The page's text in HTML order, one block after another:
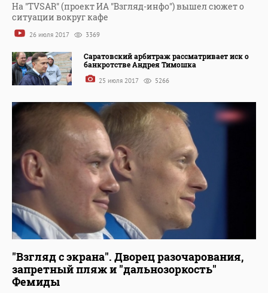
На "TVSAR" (проект ИА "Взгляд-инфо") вышел сюжет о
ситуации вокруг кафе
26 июля 2017 3369
Саратовский арбитраж рассматривает иск о
банкротстве Андрея Тимошка
25 июля 2017 5266
"Взгляд с экрана". Дворец разочарования,
запретный пляж и "дальнозоркость"
Фемиды